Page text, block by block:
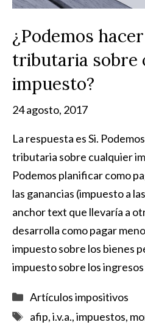
¿Podemos
tributaria sobre
impuesto?
24 agosto, 2017
La respuesta es Si.
tributaria sobre cualquier
Podemos planificar como
las ganancias (impuesto a
anchor text que llevaría a
desarrolla como pagar
impuesto sobre los bienes
impuesto sobre los
Categorías
Artículos impositivos
Etiquetas
afip,i.v.a.,impuestos,